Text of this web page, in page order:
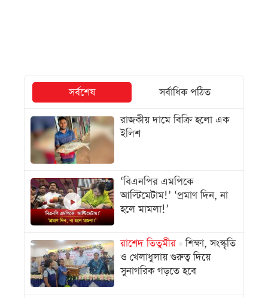
সর্বশেষ
সর্বাধিক পঠিত
রাজকীয় দামে বিক্রি হলো এক
ইলিশ
‘বিএনপির এমপিকে
আল্টিমেটাম!’ ‘প্রমাণ দিন, না
হলে মামলা!’
রাশেদ তিতুমীর
শিক্ষা, সংস্কৃতি
ও খেলাধুলায় গুরুত্ব দিয়ে
সুনাগরিক গড়তে হবে